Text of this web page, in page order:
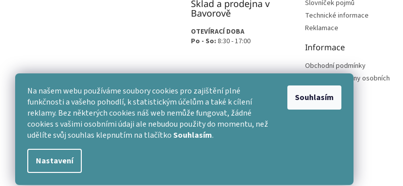
Na našem webu používáme soubory cookies pro zajištění plné
funkčnosti a vašeho pohodlí, k statistickým účelům a také k cílení
reklamy. Bez některých cookies náš web nemůže fungovat, žádné
cookies s vašimi osobními údaji ale nebudou použity do momentu, než
udělíte svůj souhlas klepnutím na tlačítkoSouhlasím.
Nastavení
Souhlasím
Sklad a prodejna v
Bavorově
OTEVÍRACÍ DOBA
Po - So: 8:30 - 17:00
Slovníček pojmů
Technické informace
Reklamace
Informace
Obchodní podmínky
Podmínky ochrany osobních
podmínek